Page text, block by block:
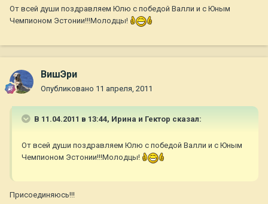
От всей души поздравляем Юлю с победой Валли и с Юным
Чемпионом Эстонии!!!Молодцы!
ВишЭри
Опубликовано 11 апреля, 2011
В 11.04.2011 в 13:44, Ирина и Гектор сказал:
От всей души поздравляем Юлю с победой Валли и с Юным
Чемпионом Эстонии!!!Молодцы!
Присоединяюсь!!!